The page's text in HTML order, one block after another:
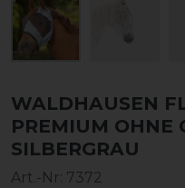
WALDHAUSEN
PREMIUM OHNE
SILBERGRAU
Art.-Nr: 7372